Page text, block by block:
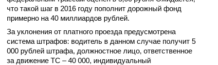
что такой шаг в 2016 году пополнит дорожный фонд
примерно на 40 миллиардов рублей.
За уклонения от платного проезда предусмотрена
система штрафов: водитель в данном случае получит 5
000 рублей штрафа, должностное лицо, ответственное
за движение ТС – 40 000, индивидуальный